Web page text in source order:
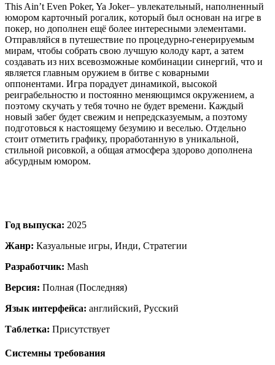
This Ain’t Even Poker, Ya Joker– увлекательный, наполненный
юмором карточный рогалик, который был основан на игре в
покер, но дополнен ещё более интересными элементами.
Отправляйся в путешествие по процедурно-генерируемым
мирам, чтобы собрать свою лучшую колоду карт, а затем
создавать из них всевозможные комбинации синергий, что и
является главным оружием в битве с коварными
оппонентами. Игра порадует динамикой, высокой
реиграбельностю и постоянно меняющимся окружением, а
поэтому скучать у тебя точно не будет времени. Каждый
новый забег будет свежим и непредсказуемым, а поэтому
подготовься к настоящему безумию и веселью. Отдельно
стоит отметить графику, проработанную в уникальной,
стильной рисовкой, а общая атмосфера здорово дополнена
абсурдным юмором.
Год выпуска: 2025
Жанр: Казуальные игры, Инди, Стратегии
Разработчик: Mash
Версия: Полная (Последняя)
Язык интерфейса: английский, Русский
Таблетка: Присутствует
Системны требования